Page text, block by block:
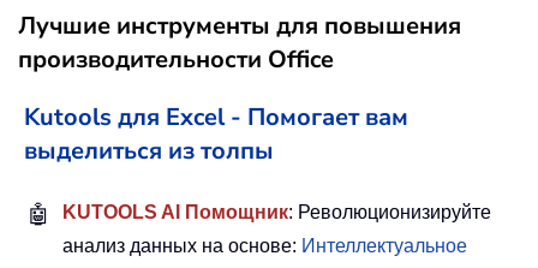
Лучшие инструменты для повышения
производительности Office
Kutools для Excel - Помогает вам
выделиться из толпы
🤖 KUTOOLS AI Помощник: Революционизируйте
анализ данных на основе: Интеллектуальное